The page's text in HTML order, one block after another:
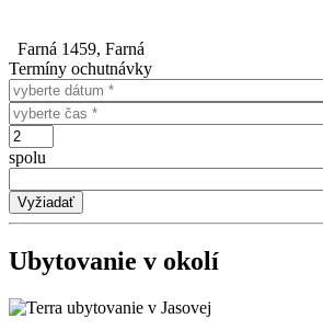
Farná 1459, Farná
Termíny ochutnávky
Dátum
Čas
Počet
spolu
Ubytovanie v okolí